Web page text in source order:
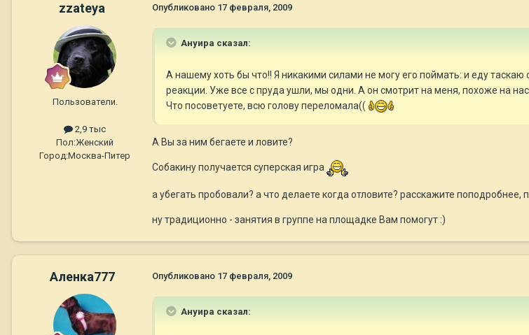
zzateya
Пользователи.
2,9 тыс
Пол:Женский
Город:Москва-Питер
Опубликовано 17 февраля, 2009
Ануира сказал:
А нашему хоть бы что!! Я никакими силами не могу его поймать: и еду
реакции. Уже все с пруда ушли, мы одни. А он смотрит на меня, похоже на
Что посоветуете, всю голову переломала((
А Вы за ним бегаете и ловите?
Собакину получается суперская игра
а убегать пробовали? а что делаете когда отловите? расскажите поподробнее,
ну традиционно - занятия в группе на площадке Вам помогут :)
Аленка777 Опубликовано 17 февраля, 2009
Ануира сказал: